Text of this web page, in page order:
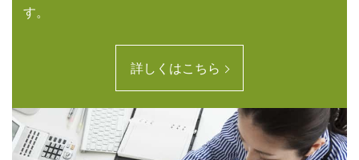
す。
詳しくはこちら